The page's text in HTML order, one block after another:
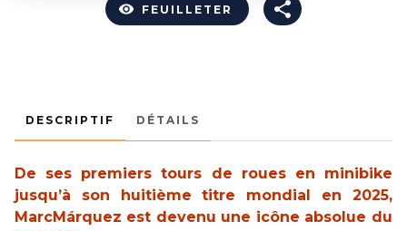
visibility FEUILLETER
DESCRIPTIF DÉTAILS
De ses premiers tours de roues en minibike
jusqu’à son huitième titre mondial en 2025,
MarcMárquez est devenu une icône absolue du